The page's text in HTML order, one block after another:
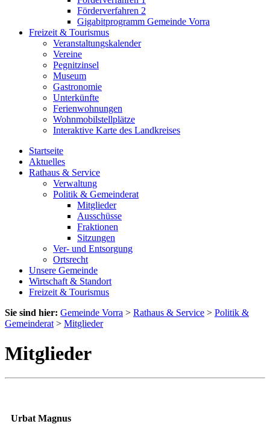
Förderverfahren 2
Gigabitprogramm Gemeinde Vorra
Freizeit & Tourismus
Veranstaltungskalender
Vereine
Pegnitzinsel
Museum
Gastronomie
Unterkünfte
Ferienwohnungen
Wohnmobilstellplätze
Interaktive Karte des Landkreises
Startseite
Aktuelles
Rathaus & Service
Verwaltung
Politik & Gemeinderat
Mitglieder
Ausschüsse
Fraktionen
Sitzungen
Ver- und Entsorgung
Ortsrecht
Unsere Gemeinde
Wirtschaft & Standort
Freizeit & Tourismus
Sie sind hier: Gemeinde Vorra > Rathaus & Service > Politik &
Gemeinderat > Mitglieder
Mitglieder
Urbat Magnus